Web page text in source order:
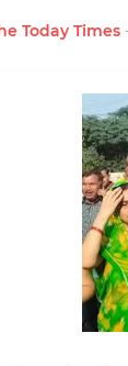
Today Times